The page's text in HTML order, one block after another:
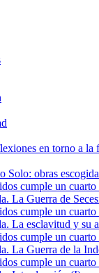
en torno a la
Solo: obras
cumple un
La Guerra de
cumple un
La esclavitud y su
cumple un
La Guerra de la
cumple un